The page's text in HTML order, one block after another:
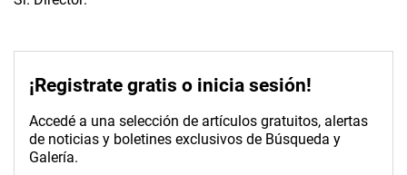
¡Registrate gratis o inicia sesión!
Accedé a una selección de artículos gratuitos, alertas
de noticias y boletines exclusivos de Búsqueda y
Galería.